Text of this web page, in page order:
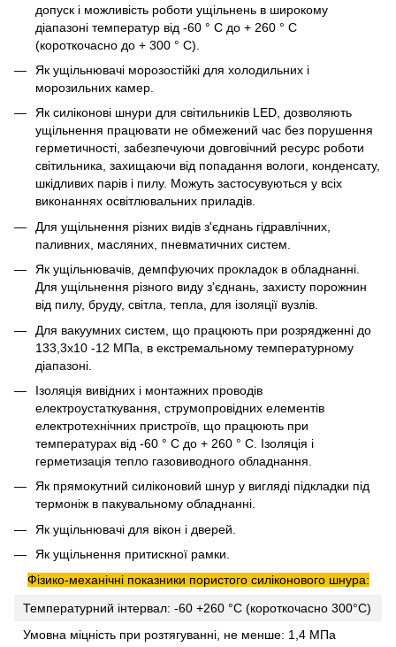
допуск і можливість роботи ущільнень в широкому
діапазоні температур від -60 ° С до + 260 ° С
(короткочасно до + 300 ° С).
Як ущільнювачі морозостійкі для холодильних і
морозильних камер.
Як силіконові шнури для світильників LED, дозволяють
ущільнення працювати не обмежений час без порушення
герметичності, забезпечуючи довговічний ресурс роботи
світильника, захищаючи від попадання вологи, конденсату,
шкідливих парів і пилу. Можуть застосувуються у всіх
виконаннях освітлювальних приладів.
Для ущільнення різних видів з'єднань гідравлічних,
паливних, масляних, пневматичних систем.
Як ущільнювачів, демпфуючих прокладок в обладнанні.
Для ущільнення різного виду з'єднань, захисту порожнин
від пилу, бруду, світла, тепла, для ізоляції вузлів.
Для вакуумних систем, що працюють при розрядженні до
133,3х10 -12 МПа, в екстремальному температурному
діапазоні.
Ізоляція вивідних і монтажних проводів
електроустаткування, струмопровідних елементів
електротехнічних пристроїв, що працюють при
температурах від -60 ° С до + 260 ° С. Ізоляція і
герметизація тепло газовиводного обладнання.
Як прямокутний силіконовий шнур у вигляді підкладки під
термоніж в пакувальному обладнанні.
Як ущільнювачі для вікон і дверей.
Як ущільнення притискної рамки.
Фізико-механічні показники пористого силіконового шнура:
Температурний інтервал: -60 +260 °C (короткочасно 300°C)
Умовна міцність при розтягуванні, не менше: 1,4 МПа